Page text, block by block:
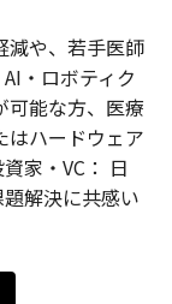
減や、若手医師
・ロボティク
可能な方、医療
はハードウェア
家・VC： 日
解決に共感い